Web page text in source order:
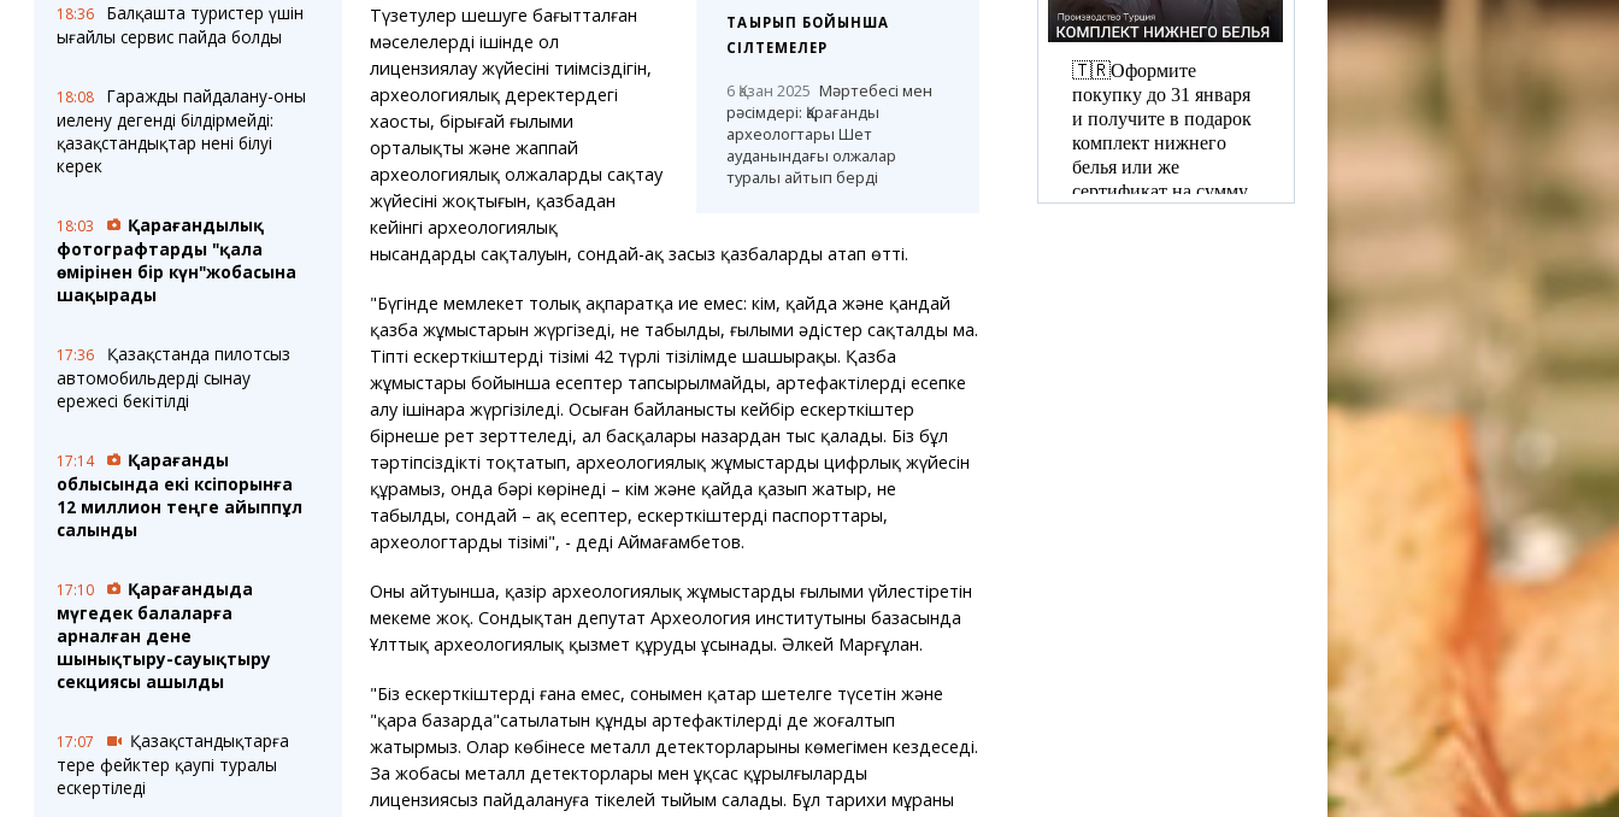
18:36
Балқашта туристер үшін
ыңғайлы сервис пайда болды
18:08
Гаражды пайдалану-оны
иелену дегенді білдірмейді:
қазақстандықтар нені білуі
керек
18:03
Қарағандылық
фотографтарды "қала
өмірінен бір күн"жобасына
шақырады
17:36
Қазақстанда пилотсыз
автомобильдерді сынау
ережесі бекітілді
17:14
Қарағанды
облысында екі кәсіпорынға
12 миллион теңге айыппұл
салынды
17:10
Қарағандыда
мүгедек балаларға
арналған дене
шынықтыру-сауықтыру
секциясы ашылды
17:07
Қазақстандықтарға
терең фейктер қаупі туралы
ескертіледі
ТАҚЫРЫП БОЙЫНША
СІЛТЕМЕЛЕР
6 Қазан 2025 Мәртебесі мен
рәсімдері: Қарағанды
археологтары Шет
ауданындағы олжалар
туралы айтып берді
Түзетулер шешуге бағытталған
мәселелердің ішінде ол
лицензиялау жүйесінің тиімсіздігін,
археологиялық деректердегі
хаосты, бірыңғай ғылыми
орталықтың және жаппай
археологиялық олжаларды сақтау
жүйесінің жоқтығын, қазбадан
кейінгі археологиялық
нысандардың сақталуын, сондай-ақ заңсыз қазбаларды атап өтті.
"Бүгінде мемлекет толық ақпаратқа ие емес: кім, қайда және қандай
қазба жұмыстарын жүргізеді, не табылды, ғылыми әдістер сақталды ма.
Тіпті ескерткіштердің тізімі 42 түрлі тізілімде шашыраңқы. Қазба
жұмыстары бойынша есептер тапсырылмайды, артефактілерді есепке
алу ішінара жүргізіледі. Осыған байланысты кейбір ескерткіштер
бірнеше рет зерттеледі, ал басқалары назардан тыс қалады. Біз бұл
тәртіпсіздікті тоқтатып, археологиялық жұмыстардың цифрлық жүйесін
құрамыз, онда бәрі көрінеді – кім және қайда қазып жатыр, не
табылды, сондай – ақ есептер, ескерткіштердің паспорттары,
археологтардың тізімі", - деді Аймағамбетов.
Оның айтуынша, қазір археологиялық жұмыстарды ғылыми үйлестіретін
мекеме жоқ. Сондықтан депутат Археология институтының базасында
Ұлттық археологиялық қызмет құруды ұсынады. Әлкей Марғұлан.
"Біз ескерткіштерді ғана емес, сонымен қатар шетелге түсетін және
"қара базарда"сатылатын құнды артефактілерді де жоғалтып
жатырмыз. Олар көбінесе металл детекторларының көмегімен кездеседі.
Заң жобасы металл детекторлары мен ұқсас құрылғыларды
лицензиясыз пайдалануға тікелей тыйым салады. Бұл тарихи мұраны